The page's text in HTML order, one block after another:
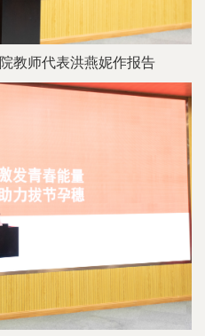
教师代表洪燕妮作报告